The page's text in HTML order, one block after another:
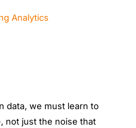
Analytics
data, we must learn to
not just the noise that